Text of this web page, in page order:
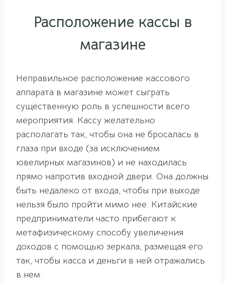
Расположение кассы в
магазине
Неправильное расположение кассового
аппарата в магазине может сыграть
существенную роль в успешности всего
мероприятия. Кассу желательно
располагать так, чтобы она не бросалась в
глаза при входе (за исключением
ювелирных магазинов) и не находилась
прямо напротив входной двери. Она должны
быть недалеко от входа, чтобы при выходе
нельзя было пройти мимо нее. Китайские
предприниматели часто прибегают к
метафизическому способу увеличения
доходов с помощью зеркала, размещая его
так, чтобы касса и деньги в ней отражались
в нем.